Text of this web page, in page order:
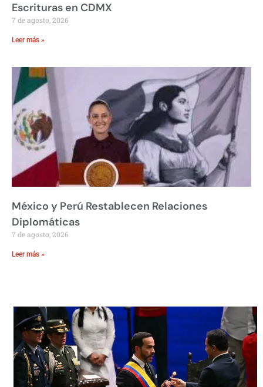
Escrituras en CDMX
7 de agosto, 2026
Leer más »
México y Perú Restablecen Relaciones
Diplomáticas
7 de agosto, 2026
Leer más »